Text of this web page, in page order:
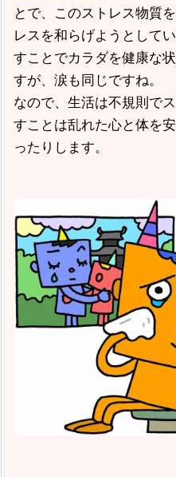
とで、このストレス物質
レスを和らげようとして
すことでカラダを健康な
すが、涙も同じですね。
なので、生活は不規則で
すことは乱れた心と体を
ったりします。